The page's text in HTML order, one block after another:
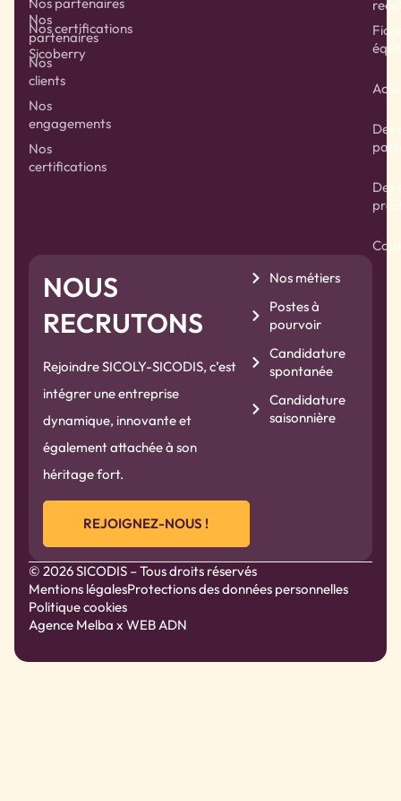
Nos
partenaires
Nos
clients
Nos
engagements
Nos
certifications
Nos certifications
Sicoberry
NOUS
RECRUTONS
Rejoindre SICOLY-SICODIS, c’est
intégrer une entreprise
dynamique, innovante et
également attachée à son
héritage fort.
REJOIGNEZ-NOUS !
Nos métiers
Postes à
pourvoir
Candidature
spontanée
Candidature
saisonnière
© 2026 SICODIS – Tous droits réservés
Mentions légalesProtections des données personnelles
Politique cookies
Agence Melba x WEB ADN